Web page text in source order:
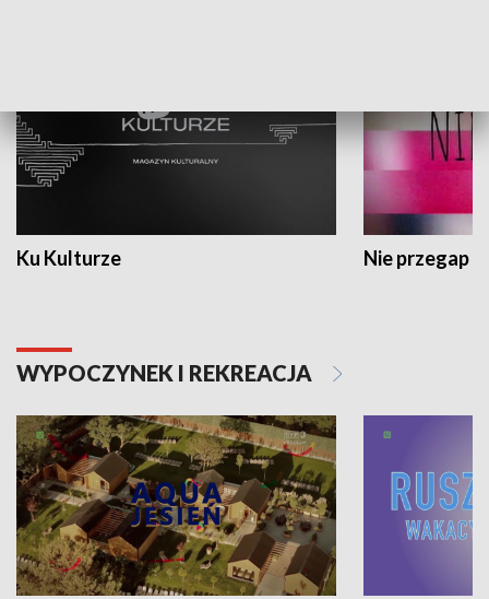
Ku Kulturze Nie przegap
WYPOCZYNEK I REKREACJA